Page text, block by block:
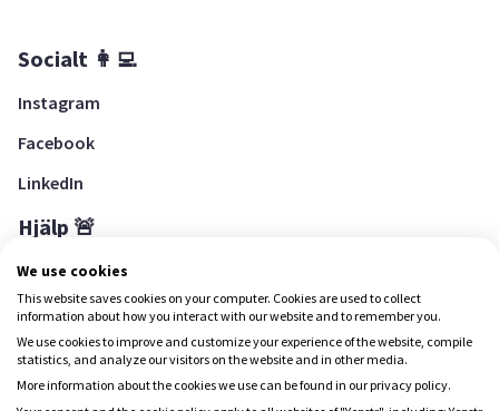
Socialt 👩‍💻
Instagram
Facebook
LinkedIn
Hjälp 🚨
Hjälpcenter
Ladda ned Yepstr
We use cookies
This website saves cookies on your computer. Cookies are used to collect
information about how you interact with our website and to remember you.
We use cookies to improve and customize your experience of the website, compile
statistics, and analyze our visitors on the website and in other media.
More information about the cookies we use can be found in our privacy policy.